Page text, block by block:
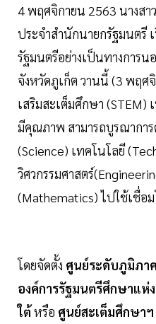
4 พฤศจิกายน 2563 นางสา
ประจำสำนักนายกรัฐมนตรี
รัฐมนตรีอย่างเป็นทางการ
จังหวัดภูเก็ต วานนี้ (3 พฤศ
เสริมสะเต็มศึกษา
มีคุณภาพ สามารถบูรณาการ
(Science) เทคโนโลยี
วิศวกรรมศาสตร์
(Mathematics) ไปใช้เชื่อม
โดยจัดตั้ง ศูนย์ระดับภูมิภา
องค์การรัฐมนตรีศึกษาแห่
ใต้หรือ ศูนย์สะเต็มศึกษาฯ